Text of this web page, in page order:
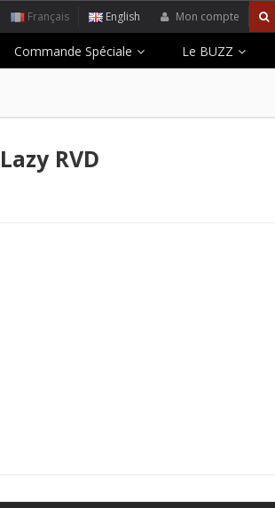
Français English Mon compte
Commande Spéciale Le BUZZ
RVD